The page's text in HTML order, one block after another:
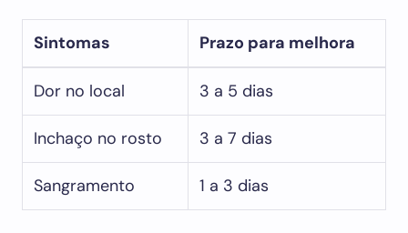
Sintomas Prazo para melhora
Dor no local 3 a 5 dias
Inchaço no rosto 3 a 7 dias
Sangramento 1 a 3 dias